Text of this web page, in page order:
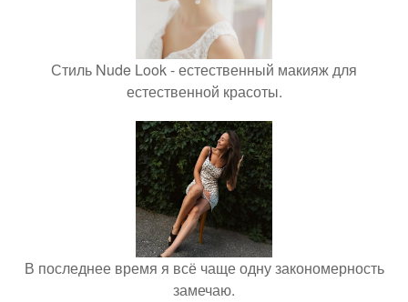
Стиль Nude Look - естественный макияж для
естественной красоты.
В последнее время я всё чаще одну закономерность
замечаю.